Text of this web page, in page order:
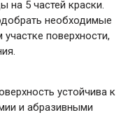
на 5 частей краски.
необходимые
поверхности,
устойчива к
и абразивными